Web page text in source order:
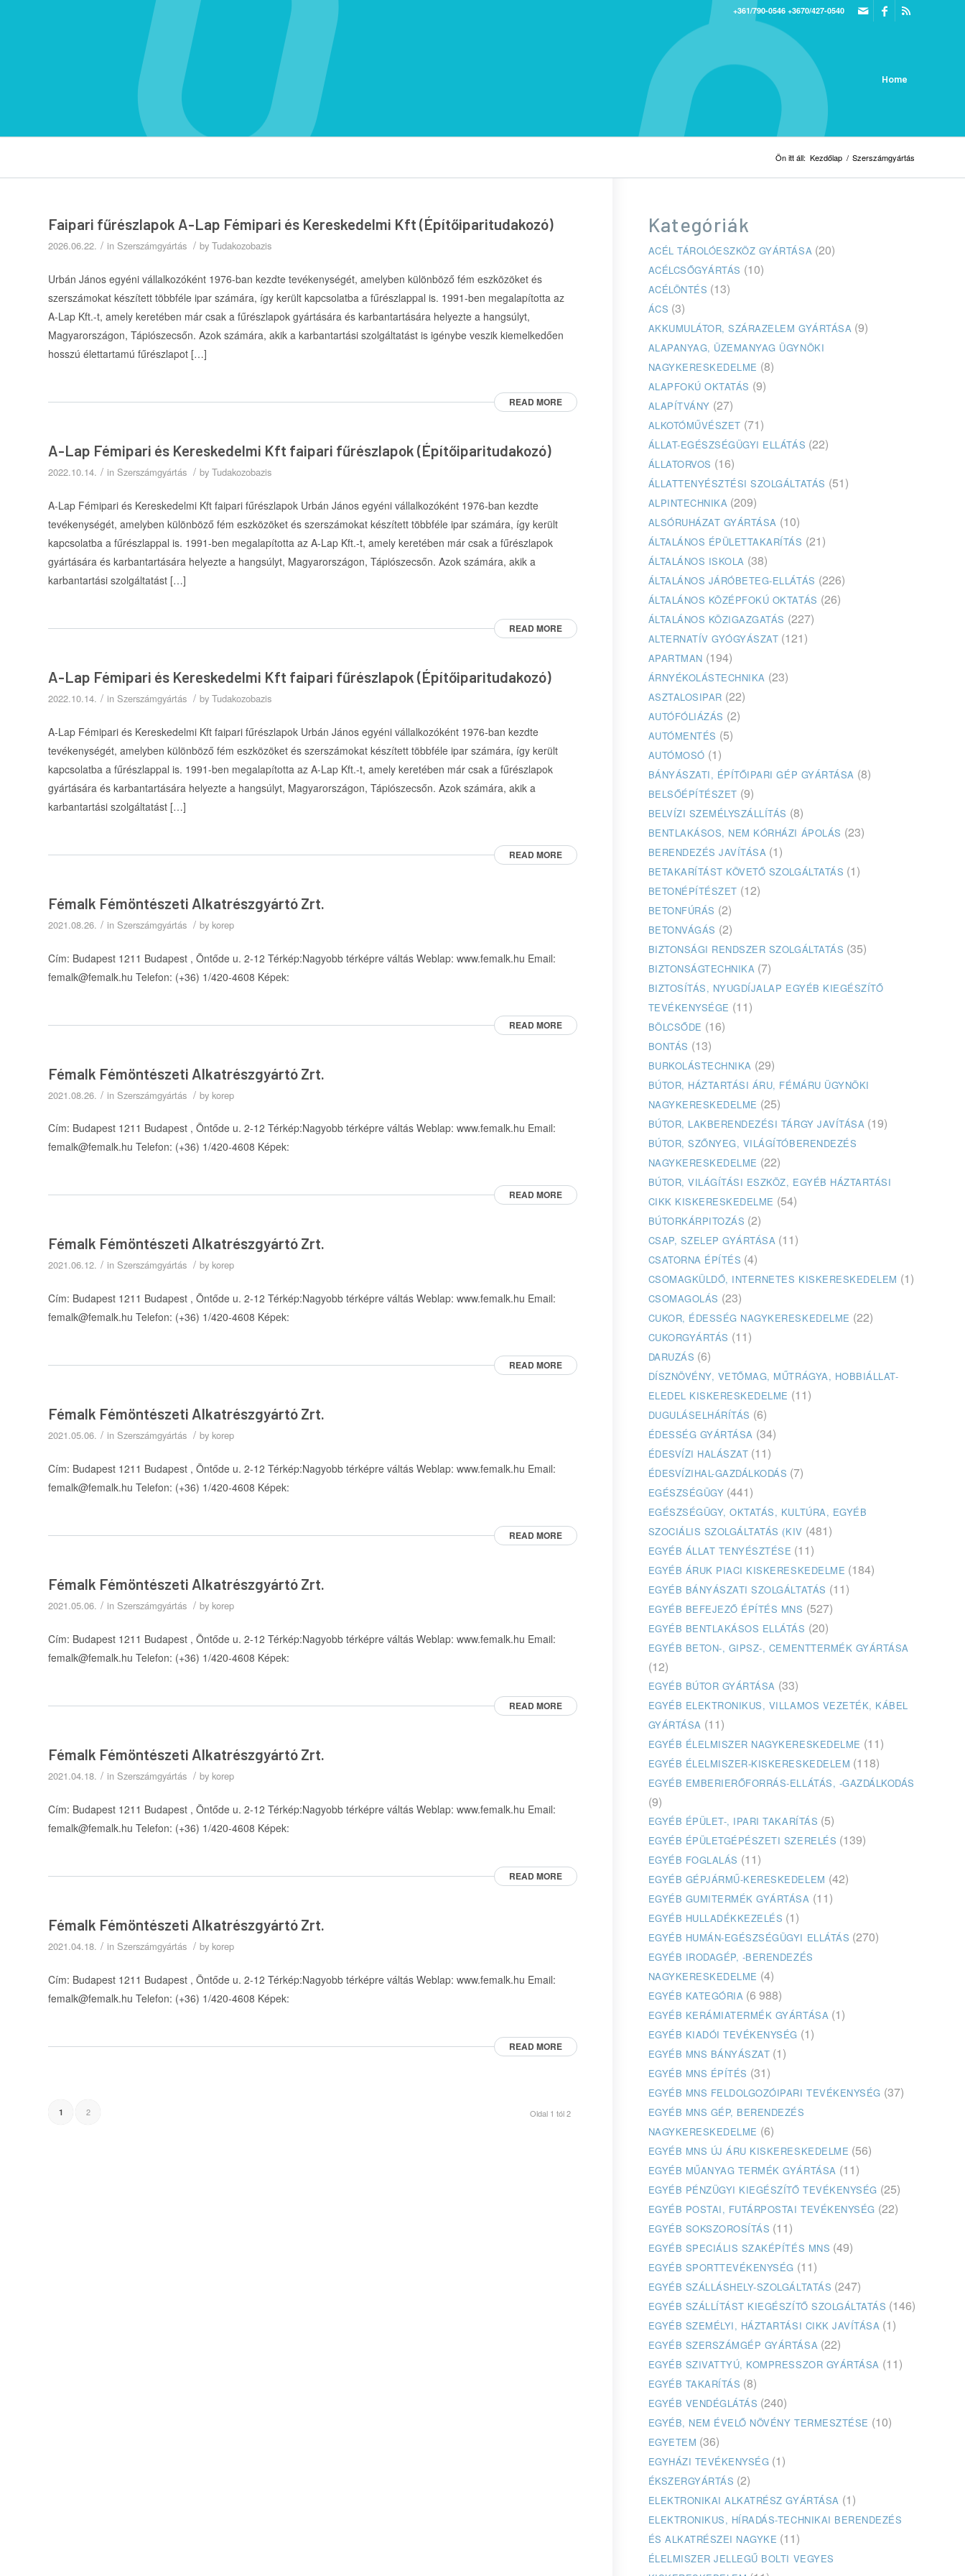
+361/790-0546 +3670/427-0540
Home
Ön itt áll: Kezdőlap / Szerszámgyártás
Faipari fűrészlapok A-Lap Fémipari és Kereskedelmi Kft (Építőiparitudakozó)
2026.06.22. / in Szerszámgyártás / by Tudakozobazis
Urbán János egyéni vállalkozóként 1976-ban kezdte tevékenységét, amelyben különböző fém eszközöket és
szerszámokat készített többféle ipar számára, így került kapcsolatba a fűrészlappal is. 1991-ben megalapította az
A-Lap Kft.-t, amely keretében már csak a fűrészlapok gyártására és karbantartására helyezte a hangsúlyt,
Magyarországon, Tápiószecsőn. Azok számára, akik a karbantartási szolgáltatást is igénybe veszik kiemelkedően
hosszú élettartamú fűrészlapot […]
READ MORE
A-Lap Fémipari és Kereskedelmi Kft faipari fűrészlapok (Építőiparitudakozó)
2022.10.14. / in Szerszámgyártás / by Tudakozobazis
A-Lap Fémipari és Kereskedelmi Kft faipari fűrészlapok Urbán János egyéni vállalkozóként 1976-ban kezdte
tevékenységét, amelyben különböző fém eszközöket és szerszámokat készített többféle ipar számára, így került
kapcsolatba a fűrészlappal is. 1991-ben megalapította az A-Lap Kft.-t, amely keretében már csak a fűrészlapok
gyártására és karbantartására helyezte a hangsúlyt, Magyarországon, Tápiószecsőn. Azok számára, akik a
karbantartási szolgáltatást […]
READ MORE
A-Lap Fémipari és Kereskedelmi Kft faipari fűrészlapok (Építőiparitudakozó)
2022.10.14. / in Szerszámgyártás / by Tudakozobazis
A-Lap Fémipari és Kereskedelmi Kft faipari fűrészlapok Urbán János egyéni vállalkozóként 1976-ban kezdte
tevékenységét, amelyben különböző fém eszközöket és szerszámokat készített többféle ipar számára, így került
kapcsolatba a fűrészlappal is. 1991-ben megalapította az A-Lap Kft.-t, amely keretében már csak a fűrészlapok
gyártására és karbantartására helyezte a hangsúlyt, Magyarországon, Tápiószecsőn. Azok számára, akik a
karbantartási szolgáltatást […]
READ MORE
Fémalk Fémöntészeti Alkatrészgyártó Zrt.
2021.08.26. / in Szerszámgyártás / by korep
Cím: Budapest 1211 Budapest , Öntőde u. 2-12 Térkép:Nagyobb térképre váltás Weblap: www.femalk.hu Email:
femalk@femalk.hu Telefon: (+36) 1/420-4608 Képek:
READ MORE
Fémalk Fémöntészeti Alkatrészgyártó Zrt.
2021.08.26. / in Szerszámgyártás / by korep
Cím: Budapest 1211 Budapest , Öntőde u. 2-12 Térkép:Nagyobb térképre váltás Weblap: www.femalk.hu Email:
femalk@femalk.hu Telefon: (+36) 1/420-4608 Képek:
READ MORE
Fémalk Fémöntészeti Alkatrészgyártó Zrt.
2021.06.12. / in Szerszámgyártás / by korep
Cím: Budapest 1211 Budapest , Öntőde u. 2-12 Térkép:Nagyobb térképre váltás Weblap: www.femalk.hu Email:
femalk@femalk.hu Telefon: (+36) 1/420-4608 Képek:
READ MORE
Fémalk Fémöntészeti Alkatrészgyártó Zrt.
2021.05.06. / in Szerszámgyártás / by korep
Cím: Budapest 1211 Budapest , Öntőde u. 2-12 Térkép:Nagyobb térképre váltás Weblap: www.femalk.hu Email:
femalk@femalk.hu Telefon: (+36) 1/420-4608 Képek:
READ MORE
Fémalk Fémöntészeti Alkatrészgyártó Zrt.
2021.05.06. / in Szerszámgyártás / by korep
Cím: Budapest 1211 Budapest , Öntőde u. 2-12 Térkép:Nagyobb térképre váltás Weblap: www.femalk.hu Email:
femalk@femalk.hu Telefon: (+36) 1/420-4608 Képek:
READ MORE
Fémalk Fémöntészeti Alkatrészgyártó Zrt.
2021.04.18. / in Szerszámgyártás / by korep
Cím: Budapest 1211 Budapest , Öntőde u. 2-12 Térkép:Nagyobb térképre váltás Weblap: www.femalk.hu Email:
femalk@femalk.hu Telefon: (+36) 1/420-4608 Képek:
READ MORE
Fémalk Fémöntészeti Alkatrészgyártó Zrt.
2021.04.18. / in Szerszámgyártás / by korep
Cím: Budapest 1211 Budapest , Öntőde u. 2-12 Térkép:Nagyobb térképre váltás Weblap: www.femalk.hu Email:
femalk@femalk.hu Telefon: (+36) 1/420-4608 Képek:
READ MORE
Oldal 1 tól 2
1 2
Kategóriák
ACÉL TÁROLÓESZKÖZ GYÁRTÁSA (20)
ACÉLCSŐGYÁRTÁS (10)
ACÉLÖNTÉS (13)
ÁCS (3)
AKKUMULÁTOR, SZÁRAZELEM GYÁRTÁSA (9)
ALAPANYAG, ÜZEMANYAG ÜGYNÖKI
NAGYKERESKEDELME (8)
ALAPFOKÚ OKTATÁS (9)
ALAPÍTVÁNY (27)
ALKOTÓMŰVÉSZET (71)
ÁLLAT-EGÉSZSÉGÜGYI ELLÁTÁS (22)
ÁLLATORVOS (16)
ÁLLATTENYÉSZTÉSI SZOLGÁLTATÁS (51)
ALPINTECHNIKA (209)
ALSÓRUHÁZAT GYÁRTÁSA (10)
ÁLTALÁNOS ÉPÜLETTAKARÍTÁS (21)
ÁLTALÁNOS ISKOLA (38)
ÁLTALÁNOS JÁRÓBETEG-ELLÁTÁS (226)
ÁLTALÁNOS KÖZÉPFOKÚ OKTATÁS (26)
ÁLTALÁNOS KÖZIGAZGATÁS (227)
ALTERNATÍV GYÓGYÁSZAT (121)
APARTMAN (194)
ÁRNYÉKOLÁSTECHNIKA (23)
ASZTALOSIPAR (22)
AUTÓFÓLIÁZÁS (2)
AUTÓMENTÉS (5)
AUTÓMOSÓ (1)
BÁNYÁSZATI, ÉPÍTŐIPARI GÉP GYÁRTÁSA (8)
BELSŐÉPÍTÉSZET (9)
BELVÍZI SZEMÉLYSZÁLLÍTÁS (8)
BENTLAKÁSOS, NEM KÓRHÁZI ÁPOLÁS (23)
BERENDEZÉS JAVÍTÁSA (1)
BETAKARÍTÁST KÖVETŐ SZOLGÁLTATÁS (1)
BETONÉPÍTÉSZET (12)
BETONFÚRÁS (2)
BETONVÁGÁS (2)
BIZTONSÁGI RENDSZER SZOLGÁLTATÁS (35)
BIZTONSÁGTECHNIKA (7)
BIZTOSÍTÁS, NYUGDÍJALAP EGYÉB KIEGÉSZÍTŐ
TEVÉKENYSÉGE (11)
BÖLCSŐDE (16)
BONTÁS (13)
BURKOLÁSTECHNIKA (29)
BÚTOR, HÁZTARTÁSI ÁRU, FÉMÁRU ÜGYNÖKI
NAGYKERESKEDELME (25)
BÚTOR, LAKBERENDEZÉSI TÁRGY JAVÍTÁSA (19)
BÚTOR, SZŐNYEG, VILÁGÍTÓBERENDEZÉS
NAGYKERESKEDELME (22)
BÚTOR, VILÁGÍTÁSI ESZKÖZ, EGYÉB HÁZTARTÁSI
CIKK KISKERESKEDELME (54)
BÚTORKÁRPITOZÁS (2)
CSAP, SZELEP GYÁRTÁSA (11)
CSATORNA ÉPÍTÉS (4)
CSOMAGKÜLDŐ, INTERNETES KISKERESKEDELEM (1)
CSOMAGOLÁS (23)
CUKOR, ÉDESSÉG NAGYKERESKEDELME (22)
CUKORGYÁRTÁS (11)
DARUZÁS (6)
DÍSZNÖVÉNY, VETŐMAG, MŰTRÁGYA, HOBBIÁLLAT-
ELEDEL KISKERESKEDELME (11)
DUGULÁSELHÁRÍTÁS (6)
ÉDESSÉG GYÁRTÁSA (34)
ÉDESVÍZI HALÁSZAT (11)
ÉDESVÍZIHAL-GAZDÁLKODÁS (7)
EGÉSZSÉGÜGY (441)
EGÉSZSÉGÜGY, OKTATÁS, KULTÚRA, EGYÉB
SZOCIÁLIS SZOLGÁLTATÁS (KIV (481)
EGYÉB ÁLLAT TENYÉSZTÉSE (11)
EGYÉB ÁRUK PIACI KISKERESKEDELME (184)
EGYÉB BÁNYÁSZATI SZOLGÁLTATÁS (11)
EGYÉB BEFEJEZŐ ÉPÍTÉS MNS (527)
EGYÉB BENTLAKÁSOS ELLÁTÁS (20)
EGYÉB BETON-, GIPSZ-, CEMENTTERMÉK GYÁRTÁSA
(12)
EGYÉB BÚTOR GYÁRTÁSA (33)
EGYÉB ELEKTRONIKUS, VILLAMOS VEZETÉK, KÁBEL
GYÁRTÁSA (11)
EGYÉB ÉLELMISZER NAGYKERESKEDELME (11)
EGYÉB ÉLELMISZER-KISKERESKEDELEM (118)
EGYÉB EMBERIERŐFORRÁS-ELLÁTÁS, -GAZDÁLKODÁS
(9)
EGYÉB ÉPÜLET-, IPARI TAKARÍTÁS (5)
EGYÉB ÉPÜLETGÉPÉSZETI SZERELÉS (139)
EGYÉB FOGLALÁS (11)
EGYÉB GÉPJÁRMŰ-KERESKEDELEM (42)
EGYÉB GUMITERMÉK GYÁRTÁSA (11)
EGYÉB HULLADÉKKEZELÉS (1)
EGYÉB HUMÁN-EGÉSZSÉGÜGYI ELLÁTÁS (270)
EGYÉB IRODAGÉP, -BERENDEZÉS
NAGYKERESKEDELME (4)
EGYÉB KATEGÓRIA (6 988)
EGYÉB KERÁMIATERMÉK GYÁRTÁSA (1)
EGYÉB KIADÓI TEVÉKENYSÉG (1)
EGYÉB MNS BÁNYÁSZAT (1)
EGYÉB MNS ÉPÍTÉS (31)
EGYÉB MNS FELDOLGOZÓIPARI TEVÉKENYSÉG (37)
EGYÉB MNS GÉP, BERENDEZÉS
NAGYKERESKEDELME (6)
EGYÉB MNS ÚJ ÁRU KISKERESKEDELME (56)
EGYÉB MŰANYAG TERMÉK GYÁRTÁSA (11)
EGYÉB PÉNZÜGYI KIEGÉSZÍTŐ TEVÉKENYSÉG (25)
EGYÉB POSTAI, FUTÁRPOSTAI TEVÉKENYSÉG (22)
EGYÉB SOKSZOROSÍTÁS (11)
EGYÉB SPECIÁLIS SZAKÉPÍTÉS MNS (49)
EGYÉB SPORTTEVÉKENYSÉG (11)
EGYÉB SZÁLLÁSHELY-SZOLGÁLTATÁS (247)
EGYÉB SZÁLLÍTÁST KIEGÉSZÍTŐ SZOLGÁLTATÁS (146)
EGYÉB SZEMÉLYI, HÁZTARTÁSI CIKK JAVÍTÁSA (1)
EGYÉB SZERSZÁMGÉP GYÁRTÁSA (22)
EGYÉB SZIVATTYÚ, KOMPRESSZOR GYÁRTÁSA (11)
EGYÉB TAKARÍTÁS (8)
EGYÉB VENDÉGLÁTÁS (240)
EGYÉB, NEM ÉVELŐ NÖVÉNY TERMESZTÉSE (10)
EGYETEM (36)
EGYHÁZI TEVÉKENYSÉG (1)
ÉKSZERGYÁRTÁS (2)
ELEKTRONIKAI ALKATRÉSZ GYÁRTÁSA (1)
ELEKTRONIKUS, HÍRADÁS-TECHNIKAI BERENDEZÉS
ÉS ALKATRÉSZEI NAGYKE (11)
ÉLELMISZER JELLEGŰ BOLTI VEGYES